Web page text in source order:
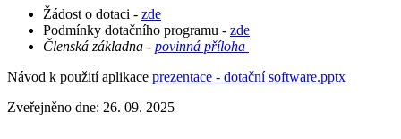
Žádost o dotaci - zde
Podmínky dotačního programu - zde
Členská základna - povinná příloha
Návod k použití aplikace prezentace - dotační software.pptx
Zveřejněno dne: 26. 09. 2025